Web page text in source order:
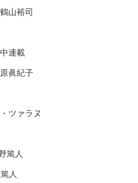
山裕司
連載
眞紀子
ツァラヌ
篤人
人